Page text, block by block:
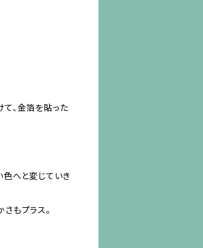
、金箔を貼った
色へと変じていき
もプラス。